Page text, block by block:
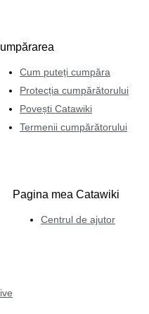
Cum puteți cumpăra
Protecția cumpărătorului
Povești Catawiki
Termenii cumpărătorului
Pagina mea Catawiki
Centrul de ajutor